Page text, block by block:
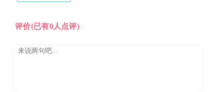
评价(已有0人点评)